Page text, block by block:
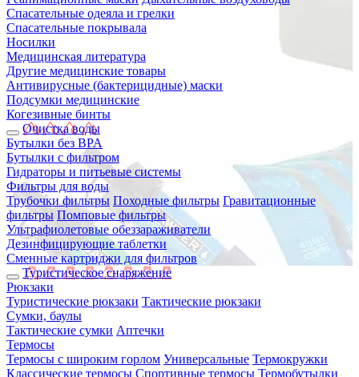
Спасательные одеяла и грелки
Спасательные покрывала
Носилки
Медицинская литература
Другие медицинские товары
Антивирусные (бактерицидные) маски
Подсумки медицинские
Когезивные бинты
Очистка воды
Бутылки без BPA
Бутылки с фильтром
Гидраторы и питьевые системы
Фильтры для воды
Трубочки фильтры Походные фильтры Гравитационные
фильтры Помповые фильтры
Ультрафиолетовые обеззараживатели
Дезинфицирующие таблетки
Сменные картриджи для фильтров
Туристическое снаряжение
Рюкзаки
Туристические рюкзаки Тактические рюкзаки
Сумки, баулы
Тактические сумки Аптечки
Термосы
Термосы с широким горлом Универсальные Термокружки
Классические термосы Спортивные термосы Термобутылки